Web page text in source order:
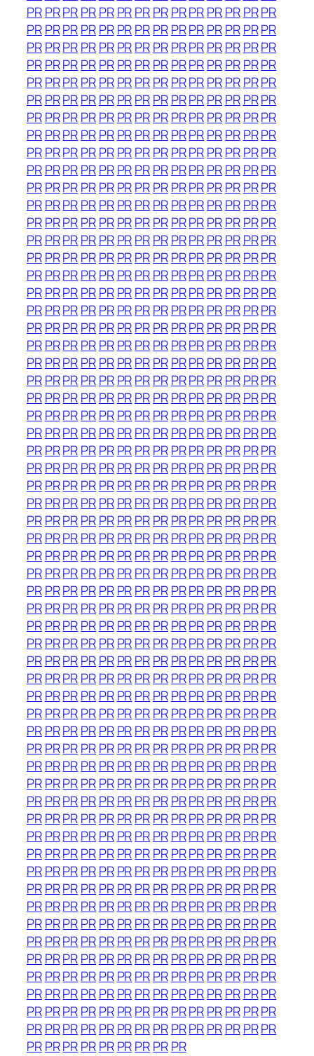
PRPRPRPRPR PRPRPRPRPRPRPR PRPR
PRPRPRPRPR PRPRPRPRPRPRPR PRPR
PRPRPRPRPR PRPRPRPRPRPRPR PRPR
PRPRPRPRPR PRPRPRPRPRPRPR PRPR
PRPRPRPRPR PRPRPRPRPRPRPR PRPR
PRPRPRPRPR PRPRPRPRPRPRPR PRPR
PRPRPRPRPR PRPRPRPRPRPRPR PRPR
PRPRPRPRPR PRPRPRPRPRPRPR PRPR
PRPRPRPRPR PRPRPRPRPRPRPR PRPR
PRPRPRPRPR PRPRPRPRPRPRPR PRPR
PRPRPRPRPR PRPRPRPRPRPRPR PRPR
PRPRPRPRPR PRPRPRPRPRPRPR PRPR
PRPRPRPRPR PRPRPRPRPRPRPR PRPR
PRPRPRPRPR PRPRPRPRPRPRPR PRPR
PRPRPRPRPR PRPRPRPRPRPRPR PRPR
PRPRPRPRPR PRPRPRPRPRPRPR PRPR
PRPRPRPRPR PRPRPRPRPRPRPR PRPR
PRPRPRPRPR PRPRPRPRPRPRPR PRPR
PRPRPRPRPR PRPRPRPRPRPRPR PRPR
PRPRPRPRPR PRPRPRPRPRPRPR PRPR
PRPRPRPRPR PRPRPRPRPRPRPR PRPR
PRPRPRPRPR PRPRPRPRPRPRPR PRPR
PRPRPRPRPR PRPRPRPRPRPRPR PRPR
PRPRPRPRPR PRPRPRPRPRPRPR PRPR
PRPRPRPRPR PRPRPRPRPRPRPR PRPR
PRPRPRPRPR PRPRPRPRPRPRPR PRPR
PRPRPRPRPR PRPRPRPRPRPRPR PRPR
PRPRPRPRPR PRPRPRPRPRPRPR PRPR
PRPRPRPRPR PRPRPRPRPRPRPR PRPR
PRPRPRPRPR PRPRPRPRPRPRPR PRPR
PRPRPRPRPR PRPRPRPRPRPRPR PRPR
PRPRPRPRPR PRPRPRPRPRPRPR PRPR
PRPRPRPRPR PRPRPRPRPRPRPR PRPR
PRPRPRPRPR PRPRPRPRPRPRPR PRPR
PRPRPRPRPR PRPRPRPRPRPRPR PRPR
PRPRPRPRPR PRPRPRPRPRPRPR PRPR
PRPRPRPRPR PRPRPRPRPRPRPR PRPR
PRPRPRPRPR PRPRPRPRPRPRPR PRPR
PRPRPRPRPR PRPRPRPRPRPRPR PRPR
PRPRPRPRPR PRPRPRPRPRPRPR PRPR
PRPRPRPRPR PRPRPRPRPRPRPR PRPR
PRPRPRPRPR PRPRPRPRPRPRPR PRPR
PRPRPRPRPR PRPRPRPRPRPRPR PRPR
PRPRPRPRPR PRPRPRPRPRPRPR PRPR
PRPRPRPRPR PRPRPRPRPRPRPR PRPR
PRPRPRPRPR PRPRPRPRPRPRPR PRPR
PRPRPRPRPR PRPRPRPRPRPRPR PRPR
PRPRPRPRPR PRPRPRPRPRPRPR PRPR
PRPRPRPRPR PRPRPRPRPRPRPR PRPR
PRPRPRPRPR PRPRPRPRPRPRPR PRPR
PRPRPRPRPR PRPRPRPRPRPRPR PRPR
PRPRPRPRPR PRPRPRPRPRPRPR PRPR
PRPRPRPRPR PRPRPRPRPRPRPR PRPR
PRPRPRPRPR PRPRPRPRPRPRPR PRPR
PRPRPRPRPR PRPRPRPRPRPRPR PRPR
PRPRPRPRPR PRPRPRPRPRPRPR PRPR
PRPRPRPRPR PRPRPRPRPRPRPR PRPR
PRPRPRPRPR PRPRPRPRPRPRPR PRPR
PRPRPRPRPR PRPRPRPRPRPRPR PRPR
PRPRPRPRPR PRPRPRPR